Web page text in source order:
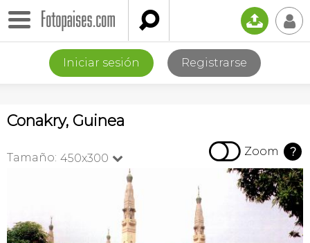
 📤 👤
Iniciar sesión Registrarse
Conakry, Guinea
Tamaño: 450x300   Zoom ?